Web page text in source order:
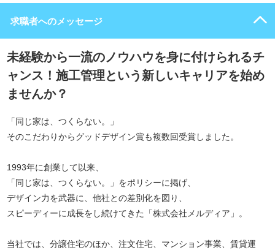
求職者へのメッセージ
未経験から一流のノウハウを身に付けられるチ
ャンス！施工管理という新しいキャリアを始め
ませんか？
「同じ家は、つくらない。」
そのこだわりからグッドデザイン賞も複数回受賞しました。
1993年に創業して以来、
「同じ家は、つくらない。」をポリシーに掲げ、
デザイン力を武器に、他社との差別化を図り、
スピーディーに成長をし続けてきた「株式会社メルディア」。
当社では、分譲住宅のほか、注文住宅、マンション事業、賃貸運